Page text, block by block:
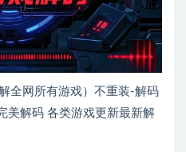
全网所有游戏）不重装-解码
美解码 各类游戏更新最新解